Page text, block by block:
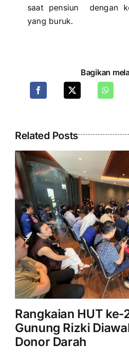
saat pensiun dengan
yang buruk.
Bagikan
Related Posts
Rangkaian HUT ke-
Gunung Rizki
Donor Darah